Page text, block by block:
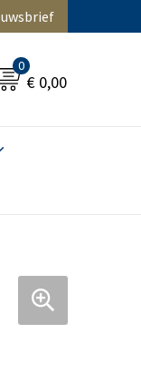
0
€ 0,00